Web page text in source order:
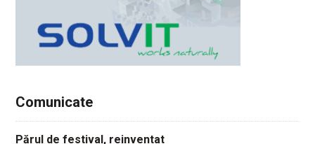
Comunicate
Părul de festival, reinventat